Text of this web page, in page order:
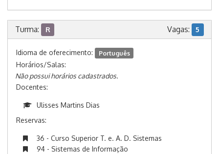
Turma: R Vagas: 5
Idioma de oferecimento: Português
Horários/Salas:
Não possui horários cadastrados.
Docentes:
Ulisses Martins Dias
Reservas:
36 - Curso Superior T. e. A. D. Sistemas
94 - Sistemas de Informação